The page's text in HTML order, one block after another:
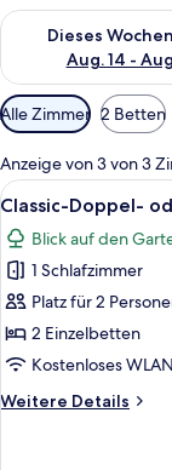
Dieses
Aug. 14 -
Überprüfe die
Verfügbare
Filter
für
Zimmer
Alle Zimmer 2 Betten
Anzeige von 3 von 3
Alle
Fotos
für
Classic-
Doppel-
oder
-
anzeigen
6
Classic-Doppel-
Blick auf den
1 Schlafzimmer
Platz für 2
2 Einzelbetten
Kostenloses WLAN
Weitere Details
Weitere